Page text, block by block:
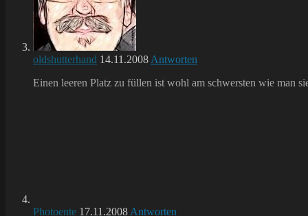
oldshutterhand 14.11.2008 Antworten
Einen leeren Platz zu füllen ist wohl am schwersten wie man
Photoente 17.11.2008 Antworten